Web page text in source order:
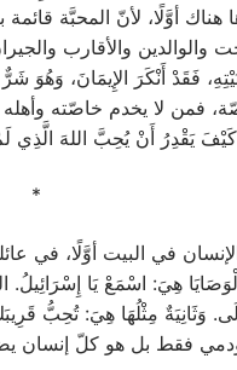
هناك أوَّلًا، لأنّ المحبَّة
والوالدين والأقارب
فمن لا يخدم خاصّته
أَنْ يُحِبَّ اللهَ الَّذِي لَمْ
*
في البيت أوَّلًا، في
هِيَ: اسْمَعْ يَا
بل هو كلّ إنسان يضعه الله